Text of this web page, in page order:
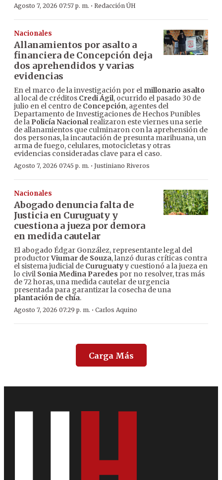
Agosto 7, 2026 07:57 p. m. · Redacción ÚH
Nacionales
Allanamientos por asalto a
financiera de Concepción deja
dos aprehendidos y varias
evidencias
En el marco de la investigación por el millonario asalto
al local de créditos Credi Ágil, ocurrido el pasado 30 de
julio en el centro de Concepción, agentes del
Departamento de Investigaciones de Hechos Punibles
de la Policía Nacionalrealizaron este viernes una serie
de allanamientos que culminaron con la aprehensión de
dos personas, la incautación de presunta marihuana, un
arma de fuego, celulares, motocicletas y otras
evidencias consideradas clave para el caso.
Agosto 7, 2026 07:45 p. m. · Justiniano Riveros
Nacionales
Abogado denuncia falta de
Justicia en Curuguaty y
cuestiona a jueza por demora
en medida cautelar
El abogado Édgar González, representante legal del
productorViumar de Souza, lanzó duras críticas contra
el sistema judicial de Curuguatyy cuestionó a la jueza en
lo civil Sonia Medina Paredes por no resolver, tras más
de 72 horas, una medida cautelar de urgencia
presentada para garantizar la cosecha de una
plantación de chía.
Agosto 7, 2026 07:29 p. m. · Carlos Aquino
Carga Más